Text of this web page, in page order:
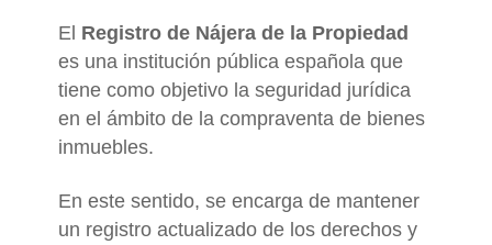
El Registro de Nájera de la Propiedad
es una institución pública española que
tiene como objetivo la seguridad jurídica
en el ámbito de la compraventa de bienes
inmuebles.
En este sentido, se encarga de mantener
un registro actualizado de los derechos y